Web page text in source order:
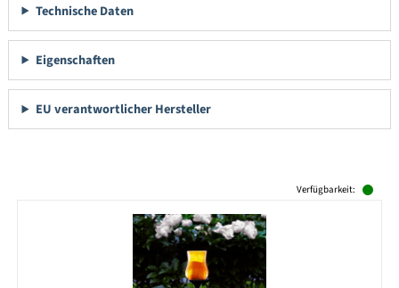
Technische Daten
Eigenschaften
EU verantwortlicher Hersteller
Verfügbarkeit: